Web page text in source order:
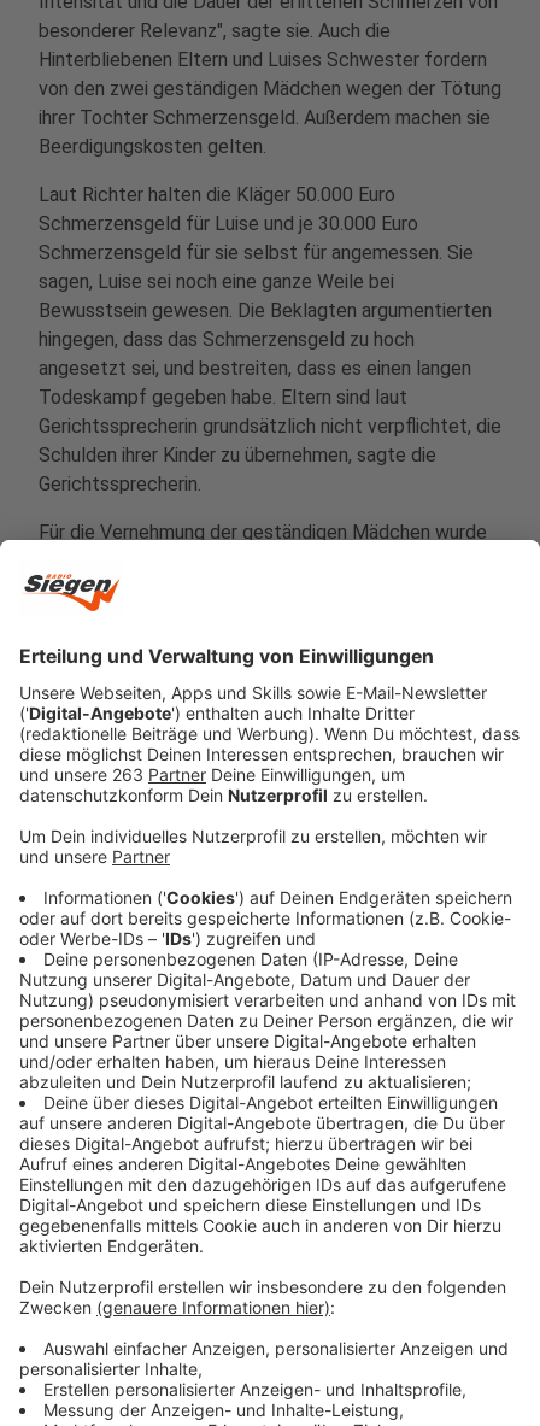
besonderer Relevanz", sagte sie. Auch die
Hinterbliebenen Eltern und Luises Schwester fordern
von den zwei geständigen Mädchen wegen der Tötung
ihrer Tochter Schmerzensgeld. Außerdem machen sie
Beerdigungskosten gelten.
Laut Richter halten die Kläger 50.000 Euro
Schmerzensgeld für Luise und je 30.000 Euro
Schmerzensgeld für sie selbst für angemessen. Sie
sagen, Luise sei noch eine ganze Weile bei
Bewusstsein gewesen. Die Beklagten argumentierten
hingegen, dass das Schmerzensgeld zu hoch
angesetzt sei, und bestreiten, dass es einen langen
Todeskampf gegeben habe. Eltern sind laut
Gerichtssprecherin grundsätzlich nicht verpflichtet, die
Schulden ihrer Kinder zu übernehmen, sagte die
Gerichtssprecherin.
Für die Vernehmung der geständigen Mädchen wurde
Donnerstag nicht mehr erwartet.
Anwalt: "Es muss sich rumsprechen, dass
das nicht straflos ist."
Anzeige
dem Zivilprozess indes ein Zeichen für andere Eltern
setzen. "Luise ist ermordet worden von ihrer besten
Freundin. Und ein Motiv für die Klage ist auch, dass es
ein Stellvertreterprozess ist für alle Eltern", sagte er
nach der Verhandlung. "Viele von uns haben Kinder, und
viele der Kinder haben auch eine beste Freundin. Und
es muss sich rumsprechen, dass das nicht straflos ist."
Luises Eltern und Schwester seien weiterhin in
traumatologischer Behandlung. "Das besonders
Schlimme für alle drei Kläger ist, dass keine
Strafsanktion verhängt wurde", sagte er. "Das kann
man als Nicht-Betroffener und als Jurist
nachvollziehen, aber wenn man betroffen ist und der
Staat sagt, wir können da nichts tun, das ist
Die anderen Anwälte sowie die Beschuldigten waren
nicht im Gericht, sondern wurden per Video